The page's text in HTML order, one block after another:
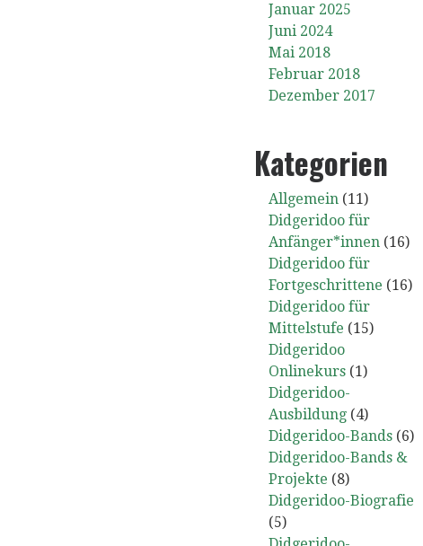
Januar 2025
Juni 2024
Mai 2018
Februar 2018
Dezember 2017
Kategorien
Allgemein (11)
Didgeridoo für
Anfänger*innen (16)
Didgeridoo für
Fortgeschrittene (16)
Didgeridoo für
Mittelstufe (15)
Didgeridoo
Onlinekurs (1)
Didgeridoo-
Ausbildung (4)
Didgeridoo-Bands (6)
Didgeridoo-Bands &
Projekte (8)
Didgeridoo-Biografie
(5)